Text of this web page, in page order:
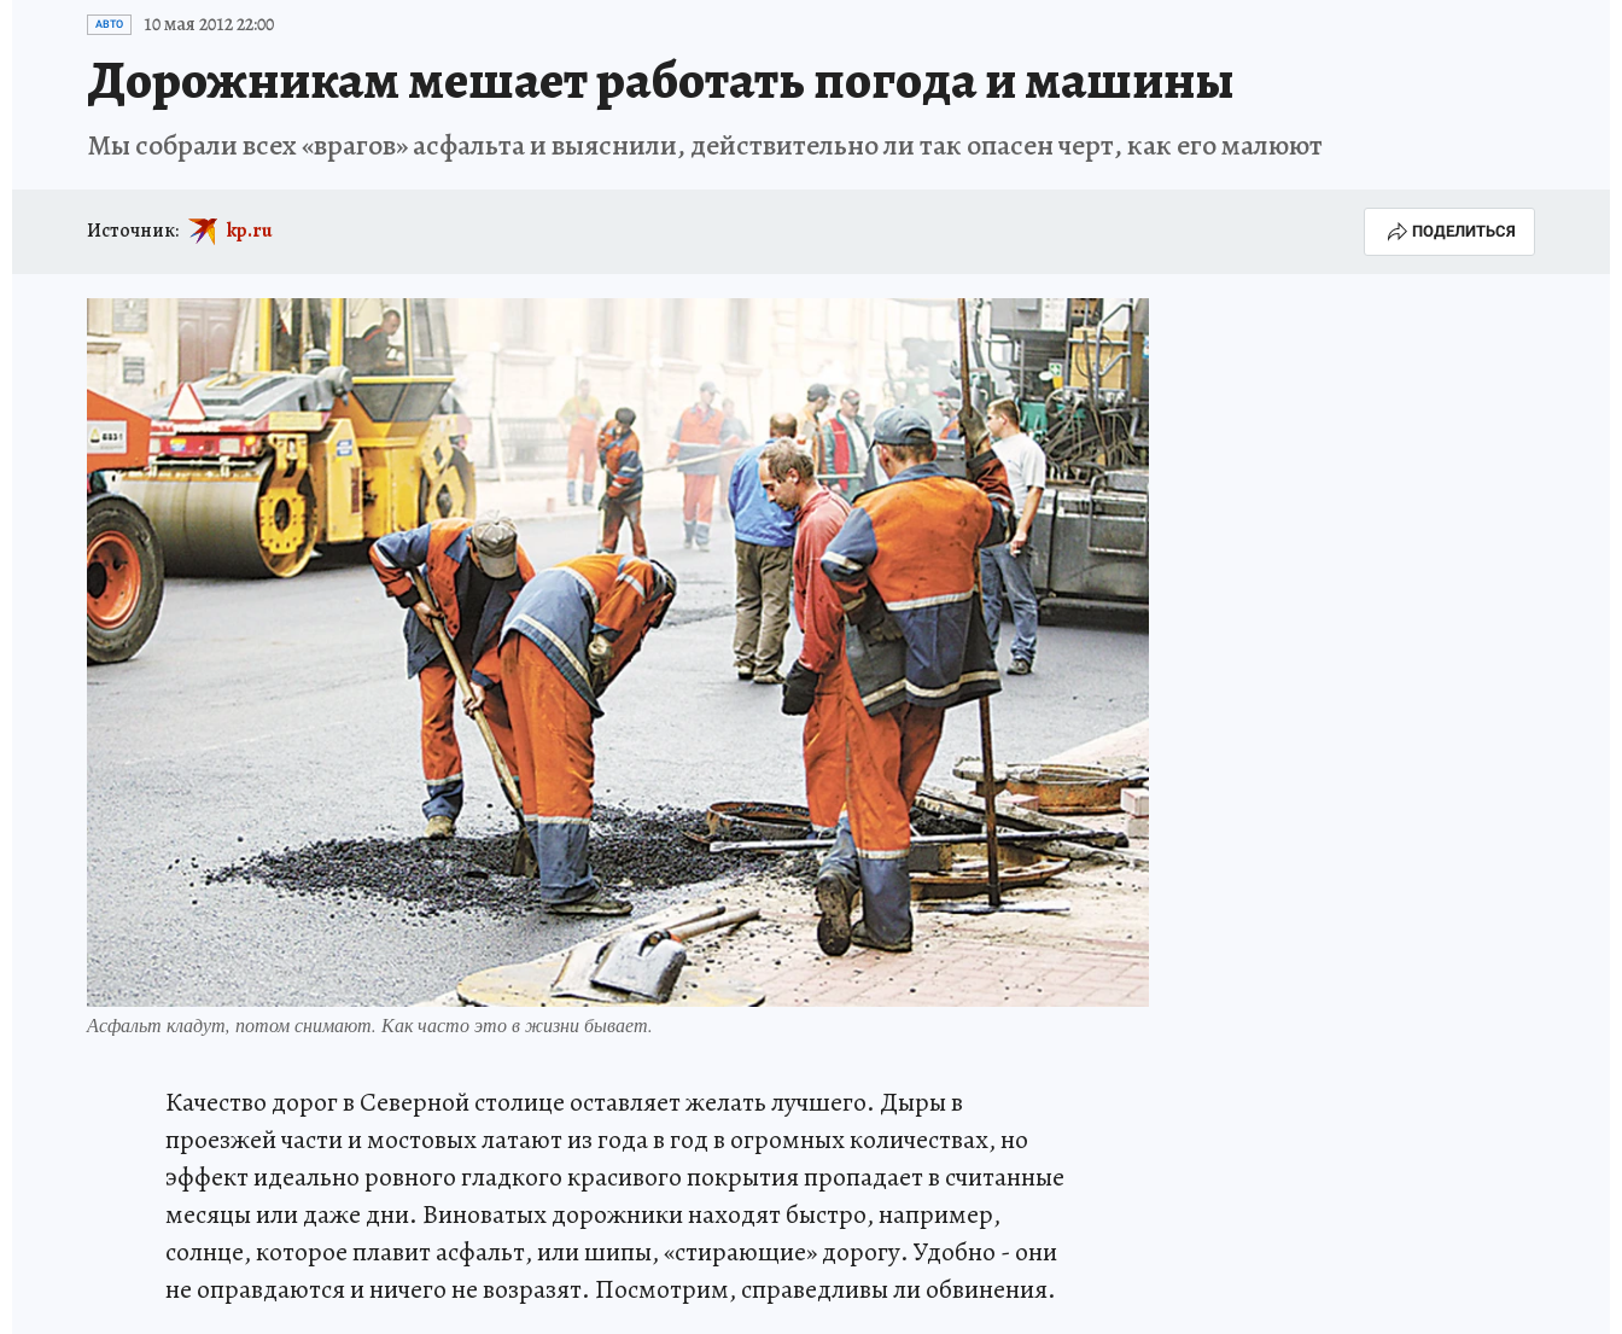
ПЕТЕРБУРГСКАЯ СТРОЙКА
АВТО 10 мая 2012 22:00
Дорожникам мешает работать погода и машины
Мы собрали всех «врагов» асфальта и выяснили, действительно ли так опасен черт, как его малюют
Источник: kp.ru ПОДЕЛИТЬСЯ
Асфальт кладут, потом снимают. Как часто это в жизни бывает.
Качество дорог в Северной столице оставляет желать лучшего. Дыры в
проезжей части и мостовых латают из года в год в огромных количествах, но
эффект идеально ровного гладкого красивого покрытия пропадает в считанные
месяцы или даже дни. Виноватых дорожники находят быстро, например,
солнце, которое плавит асфальт, или шипы, «стирающие» дорогу. Удобно - они
не оправдаются и ничего не возразят. Посмотрим, справедливы ли обвинения.